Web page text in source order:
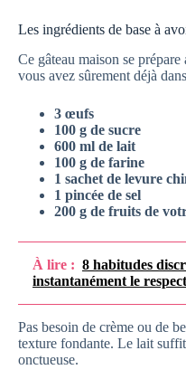
Les ingrédients de base à
Ce gâteau maison se
vous avez sûrement déjà
3 œufs
100 g de sucre
600 ml de lait
100 g de farine
1 sachet de levure
1 pincée de sel
200 g de fruits de
À lire : 8 habitudes
instantanément le
Pas besoin de crème ou de
texture fondante. Le lait
onctueuse.